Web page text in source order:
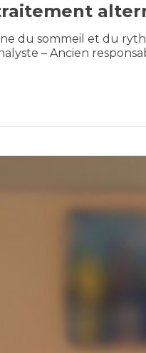
du sommeil et du
– Ancien